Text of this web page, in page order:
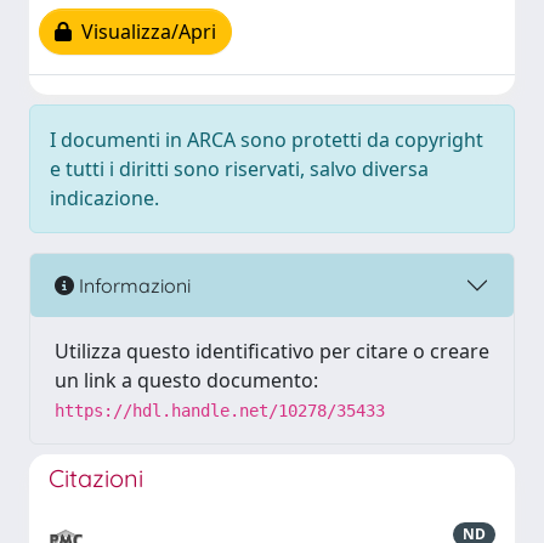
Visualizza/Apri
I documenti in ARCA sono protetti da copyright
e tutti i diritti sono riservati, salvo diversa
indicazione.
Informazioni
Utilizza questo identificativo per citare o creare
un link a questo documento:
https://hdl.handle.net/10278/35433
Citazioni
ND